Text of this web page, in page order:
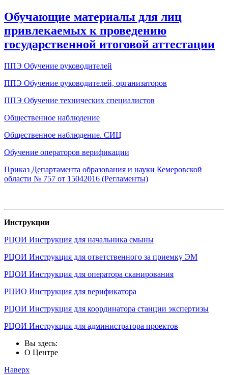
Обучающие материалы для лиц
привлекаемых к проведению
государственной итоговой аттестации
ППЭ Обучение руководителей
ППЭ Обучение руководителей, организаторов
ППЭ Обучение технических специалистов
Общественное наблюдение
Общественное наблюдение. СИЦ
Обучение операторов верификации
Приказ Департамента образования и науки Кемеровской
области № 757 от 15042016 (Регламенты)
Инструкции
РЦОИ Инструкция для начальника смыны
РЦОИ Инструкция для ответственного за приемку ЭМ
РЦОИ Инструкция для оператора сканирования
РЦИО Инструкция для верификатора
РЦОИ Инструкция для координатора станции экспертизы
РЦОИ Инструкция для администратора проектов
Вы здесь:
О Центре
Наверх